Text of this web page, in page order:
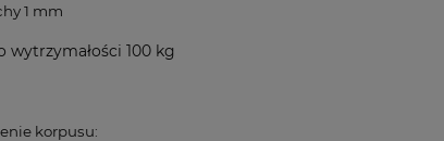
1 mm
wytrzymałości 100 kg
korpusu: